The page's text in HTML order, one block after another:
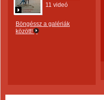
11 videó
Böngéssz a galériák
között!